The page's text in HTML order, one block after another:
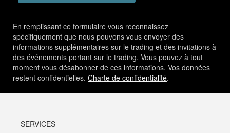
En remplissant ce formulaire vous reconnaissez
spécifiquement que nous pouvons vous envoyer des
informations supplémentaires sur le trading et des invitations à
des événements portant sur le trading. Vous pouvez à tout
moment vous désabonner de ces informations. Vos données
restent confidentielles. Charte de confidentialité.
SERVICES